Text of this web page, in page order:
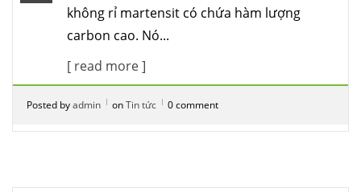
không rỉ martensit có chứa hàm lượng
carbon cao. Nó...
[ read more ]
Posted byadmin onTin tức 0 comment